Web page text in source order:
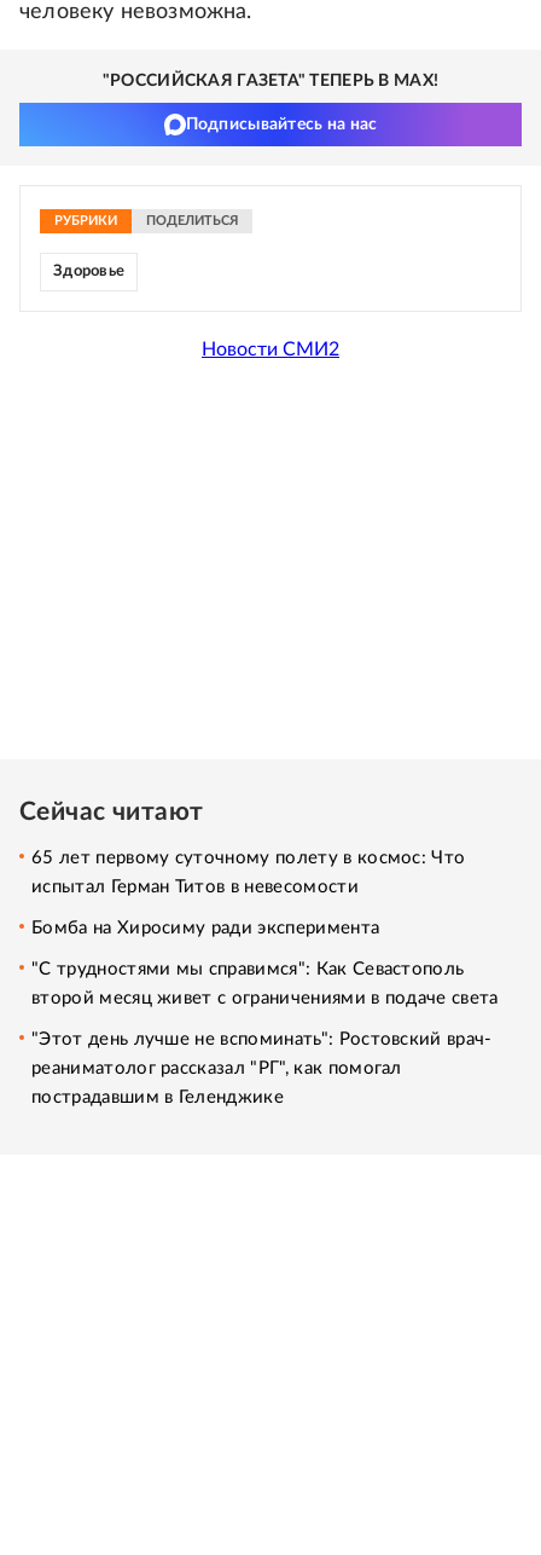
человеку невозможна.
"РОССИЙСКАЯ ГАЗЕТА" ТЕПЕРЬ В MAX!
Подписывайтесь на нас
РУБРИКИ ПОДЕЛИТЬСЯ
Здоровье
Новости СМИ2
Сейчас читают
65 лет первому суточному полету в космос: Что
испытал Герман Титов в невесомости
Бомба на Хиросиму ради эксперимента
"С трудностями мы справимся": Как Севастополь
второй месяц живет с ограничениями в подаче света
"Этот день лучше не вспоминать": Ростовский врач-
реаниматолог рассказал "РГ", как помогал
пострадавшим в Геленджике